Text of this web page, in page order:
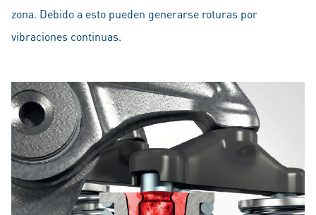
zona. Debido a esto pueden generarse roturas por
vibraciones continuas.